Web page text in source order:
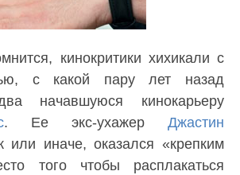
кинокритики хихикали с
с какой пару лет назад
начавшуюся кинокарьеру
. Ее экс-ухажер Джастин
или иначе, оказался «крепким
того чтобы расплакаться